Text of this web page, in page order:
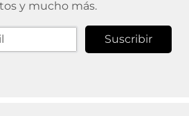
y mucho más.
Suscribir